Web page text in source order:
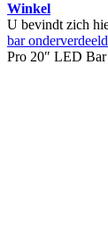
Winkel
U bevindt zich
bar onderverdeeld
Pro 20″ LED